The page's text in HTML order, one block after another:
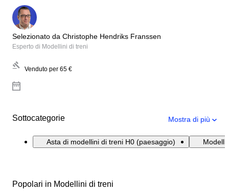
Selezionato da Christophe Hendriks Franssen
Esperto di Modellini di treni
Venduto per 65 €
Sottocategorie Mostra di più
Asta di modellini di treni H0 (paesaggio)
Popolari in Modellini di treni